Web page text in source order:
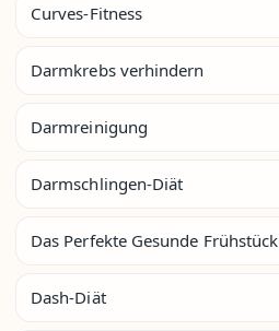
Curves-Fitness
Darmkrebs verhindern
Darmreinigung
Darmschlingen-Diät
Das Perfekte Gesunde Frühstück
Dash-Diät